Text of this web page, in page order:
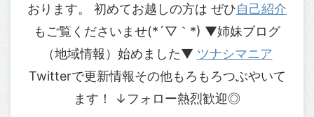
おります。 初めてお越しの方は ぜひ自己紹介
もご覧くださいませ(*´▽｀*) ▼姉妹ブログ
（地域情報）始めました▼ ツナシマニア
Twitterで更新情報その他もろもろつぶやいて
ます！ ↓フォロー熱烈歓迎◎